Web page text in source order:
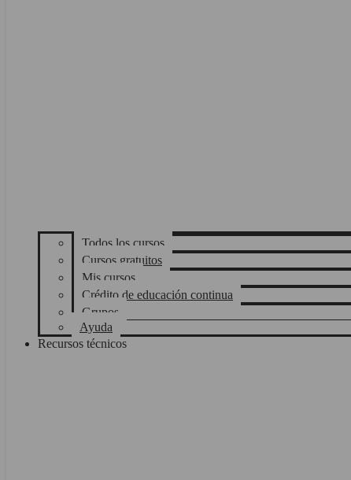
Todos los cursos
Cursos gratuitos
Mis cursos
Crédito de educación continua
Grupos
Ayuda
Recursos técnicos